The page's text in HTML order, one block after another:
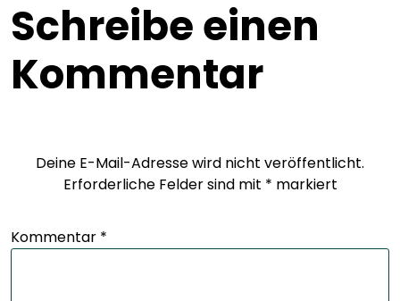
Schreibe einen
Kommentar
Deine E-Mail-Adresse wird nicht veröffentlicht.
Erforderliche Felder sind mit * markiert
Kommentar *